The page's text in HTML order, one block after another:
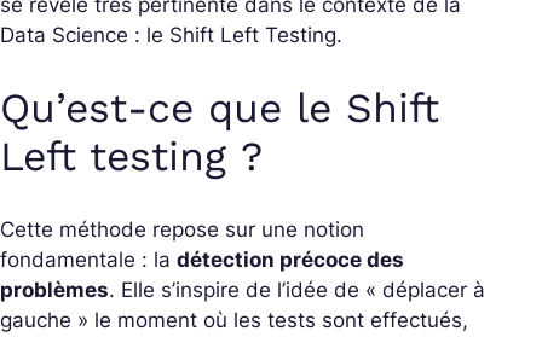
Data Science : le Shift Left Testing.
Qu’est-ce que le Shift
Left testing ?
Cette méthode repose sur une notion
fondamentale : la détection précoce des
problèmes. Elle s’inspire de l’idée de « déplacer à
gauche » le moment où les tests sont effectués,